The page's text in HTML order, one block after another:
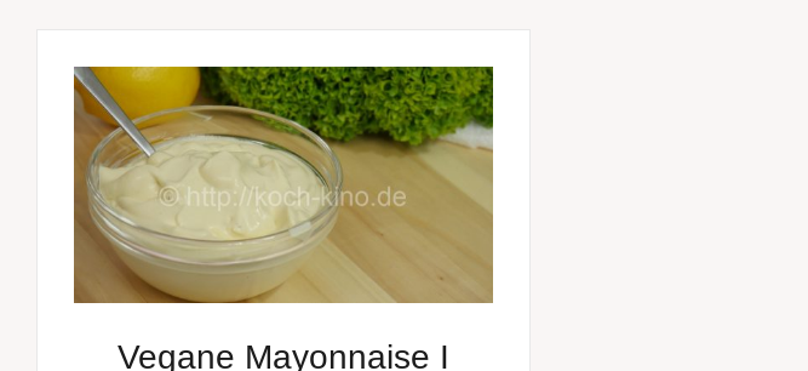
Vegane Mayonnaise I